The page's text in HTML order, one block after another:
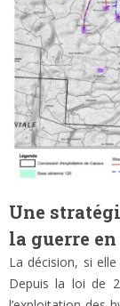
Une
la guerre
La décision, si
Depuis la loi de